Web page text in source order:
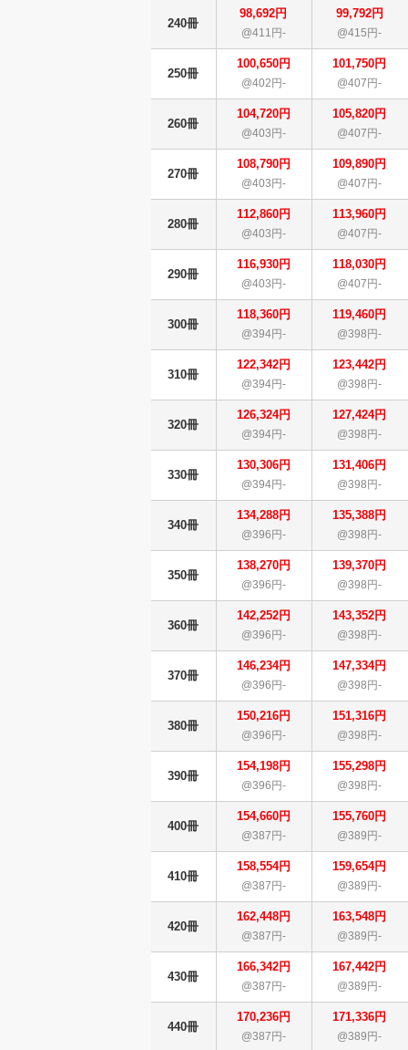
240冊
98,692円
@411円-
99,792円
@415円-
250冊
100,650円
@402円-
101,750円
@407円-
260冊
104,720円
@403円-
105,820円
@407円-
270冊
108,790円
@403円-
109,890円
@407円-
280冊
112,860円
@403円-
113,960円
@407円-
290冊
116,930円
@403円-
118,030円
@407円-
300冊
118,360円
@394円-
119,460円
@398円-
310冊
122,342円
@394円-
123,442円
@398円-
320冊
126,324円
@394円-
127,424円
@398円-
330冊
130,306円
@394円-
131,406円
@398円-
340冊
134,288円
@396円-
135,388円
@398円-
350冊
138,270円
@396円-
139,370円
@398円-
360冊
142,252円
@396円-
143,352円
@398円-
370冊
146,234円
@396円-
147,334円
@398円-
380冊
150,216円
@396円-
151,316円
@398円-
390冊
154,198円
@396円-
155,298円
@398円-
400冊
154,660円
@387円-
155,760円
@389円-
410冊
158,554円
@387円-
159,654円
@389円-
420冊
162,448円
@387円-
163,548円
@389円-
430冊
166,342円
@387円-
167,442円
@389円-
440冊
170,236円
@387円-
171,336円
@389円-